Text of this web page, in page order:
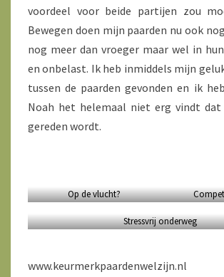
voordeel voor beide partijen zou
Bewegen doen mijn paarden nu ook
nog meer dan vroeger maar wel in
en onbelast. Ik heb inmiddels mijn
tussen de paarden gevonden en ik
Noah het helemaal niet erg vindt
gereden wordt.
Op de vlucht?
Stressvrij onderweg
www.keurmerkpaardenwelzijn.nl